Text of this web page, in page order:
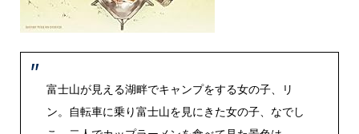
富士山が見える湖畔でキャンプをする女の子、リ
ン。自転車に乗り富士山を見にきた女の子、なでし